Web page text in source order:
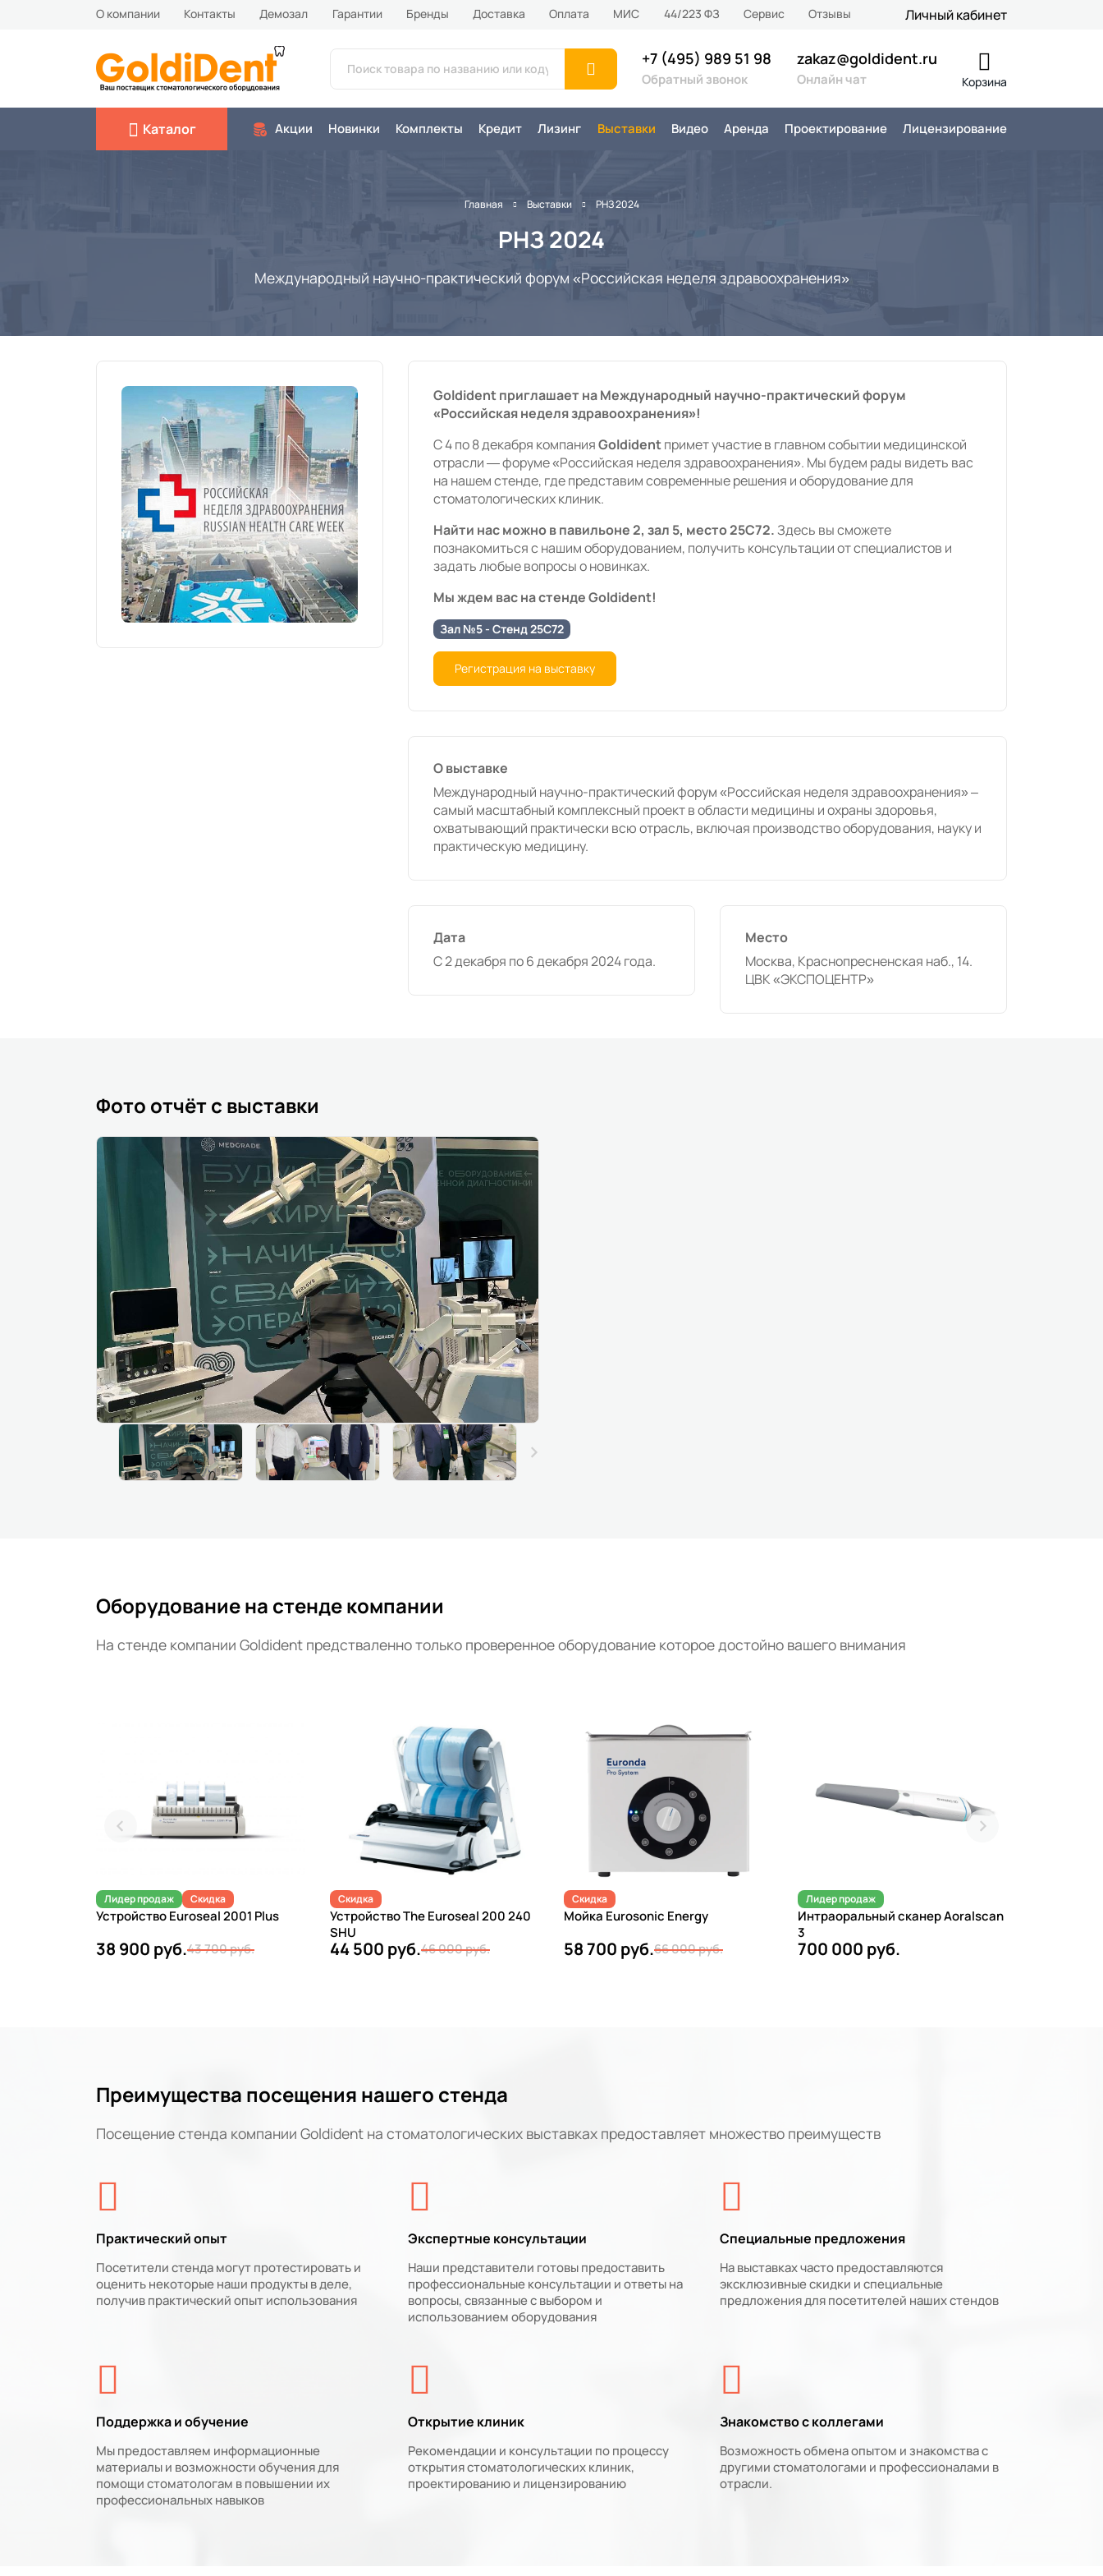
О компании Контакты Демозал Гарантии Бренды Доставка Оплата MИС 44/223 ФЗ Сервис Отзывы Личный кабинет
+7 (495) 989 51 98
Обратный звонок
zakaz@goldident.ru
Онлайн чат Корзина
Каталог Акции Новинки Комплекты Кредит Лизинг Выставки Видео Аренда Проектирование Лицензирование
Главная Выставки РНЗ 2024
РНЗ 2024
Международный научно-практический форум «Российская неделя здравоохранения»
Goldident приглашает на Международный научно-практический форум
«Российская неделя здравоохранения»!
С 4 по 8 декабря компанияGoldidentпримет участие в главном событии медицинской
отрасли — форуме «Российская неделя здравоохранения». Мы будем рады видеть вас
на нашем стенде, где представим современные решения и оборудование для
стоматологических клиник.
Найти нас можно в павильоне 2, зал 5, место 25С72.Здесь вы сможете
познакомиться с нашим оборудованием, получить консультации от специалистов и
задать любые вопросы о новинках.
Мы ждем вас на стенде Goldident!
Зал №5 - Стенд 25С72
Регистрация на выставку
О выставке
Международный научно-практический форум «Российская неделя здравоохранения» –
самый масштабный комплексный проект в области медицины и охраны здоровья,
охватывающий практически всю отрасль, включая производство оборудования, науку и
практическую медицину.
Дата
C 2 декабря по 6 декабря 2024 года.
Место
Москва, Краснопресненская наб., 14.
ЦВК «ЭКСПОЦЕНТР»
Фото отчёт с выставки
Оборудование на стенде компании
На стенде компании Goldident предстваленно только проверенное оборудование которое достойно вашего внимания
Лидер продаж Скидка
Устройство Euroseal 2001 Plus
38 900 руб.43 700 руб.
Скидка
Устройство The Euroseal 200 240
SHU
44 500 руб.46 000 руб.
Скидка
Мойка Eurosonic Energy
58 700 руб.66 000 руб.
Лидер продаж
Интраоральный сканер Aoralscan
3
700 000 руб.
Преимущества посещения нашего стенда
Посещение стенда компании Goldident на стоматологических выставках предоставляет множество преимуществ
Практический опыт
Посетители стенда могут протестировать и
оценить некоторые наши продукты в деле,
получив практический опыт использования
Экспертные консультации
Наши представители готовы предоставить
профессиональные консультации и ответы на
вопросы, связанные с выбором и
использованием оборудования
Специальные предложения
На выставках часто предоставляются
эксклюзивные скидки и специальные
предложения для посетителей наших стендов
Поддержка и обучение
Мы предоставляем информационные
материалы и возможности обучения для
помощи стоматологам в повышении их
профессиональных навыков
Открытие клиник
Рекомендации и консультации по процессу
открытия стоматологических клиник,
проектированию и лицензированию
Знакомство с коллегами
Возможность обмена опытом и знакомства с
другими стоматологами и профессионалами в
отрасли.